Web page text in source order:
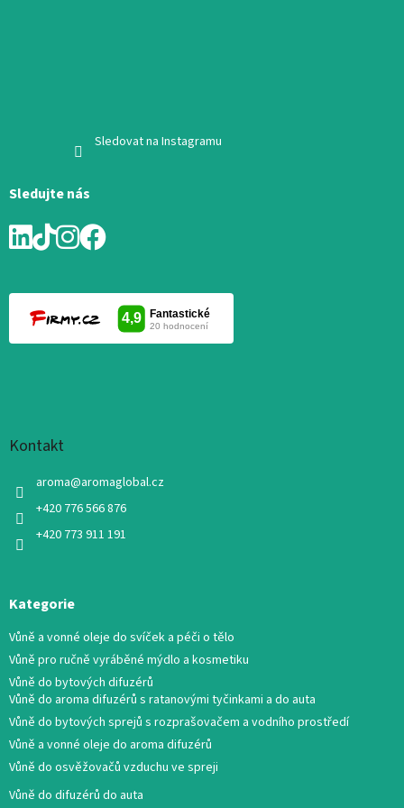
Sledovat na Instagramu
Sledujte nás
Kontakt
aroma@aromaglobal.cz
+420 776 566 876
+420 773 911 191
Kategorie
Vůně a vonné oleje do svíček a péči o tělo
Vůně pro ručně vyráběné mýdlo a kosmetiku
Vůně do bytových difuzérů
Vůně do aroma difuzérů s ratanovými tyčinkami a do auta
Vůně do bytových sprejů s rozprašovačem a vodního prostředí
Vůně a vonné oleje do aroma difuzérů
Vůně do osvěžovačů vzduchu ve spreji
Vůně do difuzérů do auta